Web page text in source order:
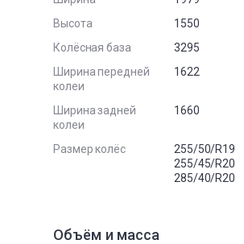
Высота
1550
Колёсная база
3295
Ширина передней
колеи
1622
Ширина задней
колеи
1660
Размер колёс
255/50/R19
255/45/R20
285/40/R20
Объём и масса